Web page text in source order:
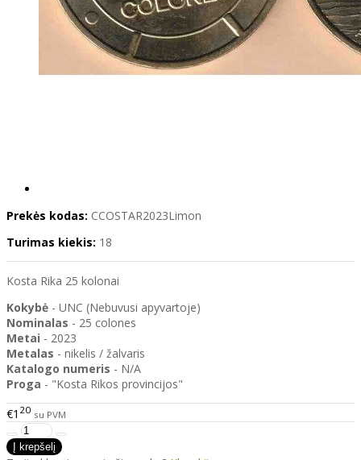
Prekės kodas: CCOSTAR2023Limon
Turimas kiekis: 18
Kosta Rika 25 kolonai
Kokybė - UNC (Nebuvusi apyvartoje)
Nominalas - 25 colones
Metai - 2023
Metalas - nikelis / žalvaris
Katalogo numeris - N/A
Proga - "Kosta Rikos provincijos"
€1 20 su PVM